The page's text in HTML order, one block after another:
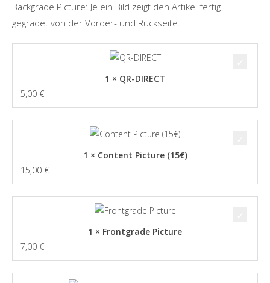
Backgrade Picture: Je ein Bild zeigt den Artikel fertig
gegradet von der Vorder- und Rückseite.
1 × QR-DIRECT
5,00 €
1 × Content Picture (15€)
15,00 €
1 × Frontgrade Picture
7,00 €